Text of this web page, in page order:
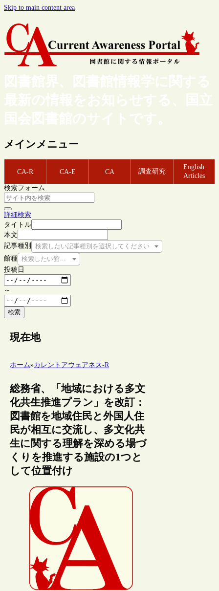
Skip to main content area
図書館界、図書館情報学に関する
最新の情報をお知らせする、国立
国会図書館のサイトです。
メインメニュー
CA-R CA-E CA 調査研究
English
Articles
検索フォーム
詳細検索
タイトル
本文
記事種別
検索したい記事種別を選択してください
館種 検索したい館種を選択してください
投稿日
～
検索
現在地
ホーム»カレントアウェアネス-R
総務省、「地域における多文
化共生推進プラン」を改訂：
図書館を地域住民と外国人住
民が相互に交流し、多文化共
生に関する理解を深める場づ
くりを推進する施設の1つと
して位置付け